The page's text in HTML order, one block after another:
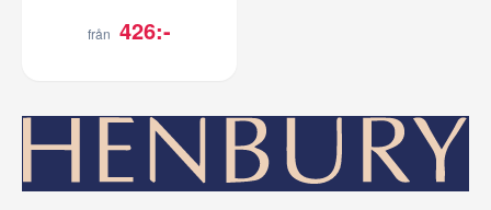
från 426:-